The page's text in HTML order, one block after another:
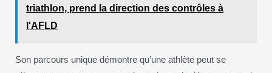
triathlon, prend la direction des contrôles à
l'AFLD
Son parcours unique démontre qu’une athlète peut se